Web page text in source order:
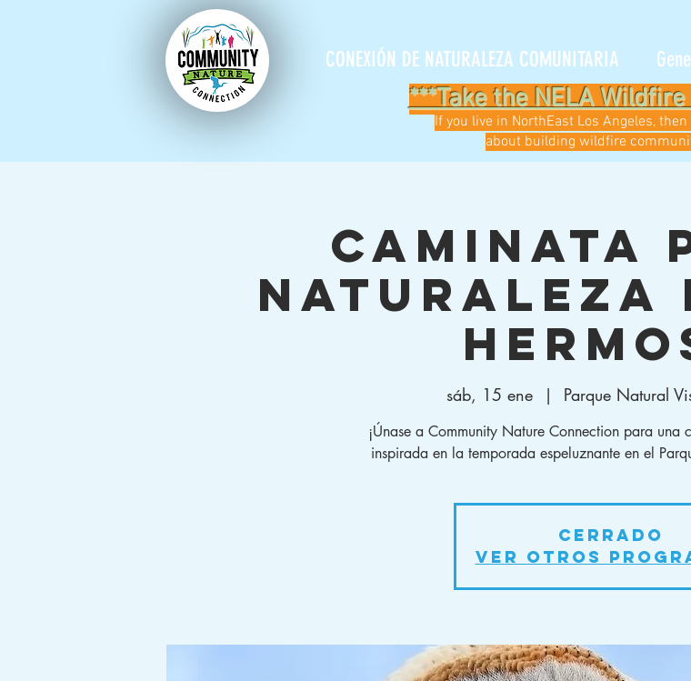
CONEXIÓN DE NATURALEZA COMUNITARIA
***Take the NELA
If you live in NorthEast Los Angeles,
about building wildfire
Caminata
naturaleza
sáb, 15 ene
  |
Parque Natural
¡Únase a Community Nature Connection para
inspirada en la temporada espeluznante en el
Cerrado
Ver otros